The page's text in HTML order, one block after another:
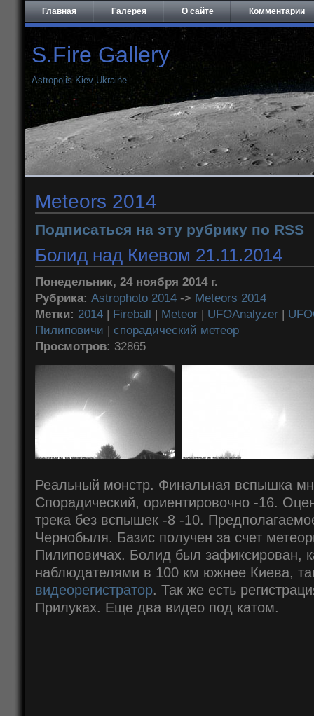
Главная Галерея О сайте Комментарии
S.Fire Gallery
Astropolis Kiev Ukraine
Meteors 2014
Подписаться на эту рубрику по RSS
Болид над Киевом 21.11.2014
Понедельник, 24 ноября 2014 г.
Рубрика: Astrophoto 2014 -> Meteors 2014
Метки: 2014 | Fireball | Meteor | UFOAnalyzer |
Пилиповичи | спорадический метеор
Просмотров: 32865
Реальный монстр. Финальная вспышка
Спорадический, ориентировочно -16.
трека без вспышек -8 -10.
Чернобыля. Базис получен за счет
Пилиповичах. Болид был зафиксирован,
наблюдателями в 100 км южнее Киева,
видеорегистратор. Так же есть
Прилуках. Еще два видео под катом.